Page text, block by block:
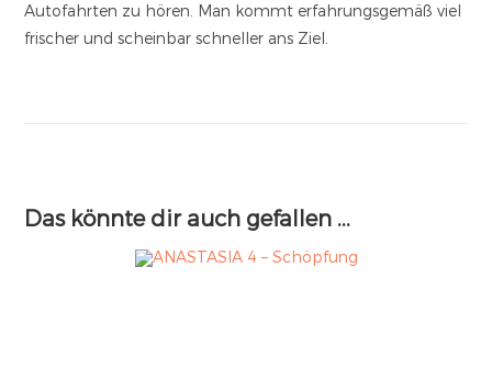
Autofahrten zu hören. Man kommt erfahrungsgemäß viel
frischer und scheinbar schneller ans Ziel.
Das könnte dir auch gefallen …